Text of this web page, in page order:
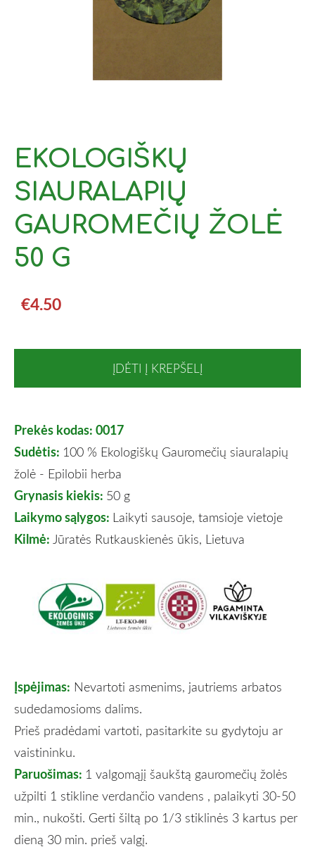
EKOLOGIŠKŲ
SIAURALAPIŲ
GAUROMEČIŲ ŽOLĖ
50 G
€4.50
ĮDĖTI Į KREPŠELĮ
Prekės kodas: 0017
Sudėtis: 100 % Ekologiškų Gauromečių siauralapių
žolė - Epilobii herba
Grynasis kiekis: 50 g
Laikymo sąlygos: Laikyti sausoje, tamsioje vietoje
Kilmė: Jūratės Rutkauskienės ūkis, Lietuva
Įspėjimas: Nevartoti asmenims, jautriems arbatos
sudedamosioms dalims.
Prieš pradėdami vartoti, pasitarkite su gydytoju ar
vaistininku.
Paruošimas: 1 valgomąjį šaukštą gauromečių žolės
užpilti 1 stikline verdančio vandens , palaikyti 30-50
min., nukošti. Gerti šiltą po 1/3 stiklinės 3 kartus per
dieną 30 min. prieš valgį.